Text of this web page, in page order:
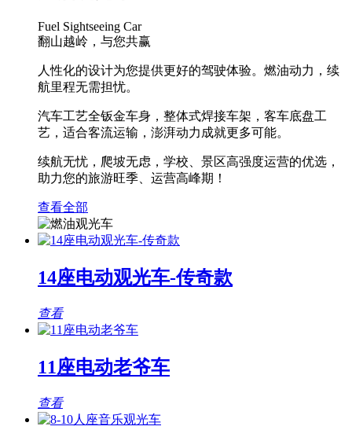
Fuel Sightseeing Car
翻山越岭，与您共赢
人性化的设计为您提供更好的驾驶体验。燃油动力，续
航里程无需担忧。
汽车工艺全钣金车身，整体式焊接车架，客车底盘工
艺，适合客流运输，澎湃动力成就更多可能。
续航无忧，爬坡无虑，学校、景区高强度运营的优选，
助力您的旅游旺季、运营高峰期！
查看全部
14座电动观光车-传奇款
查看
11座电动老爷车
查看